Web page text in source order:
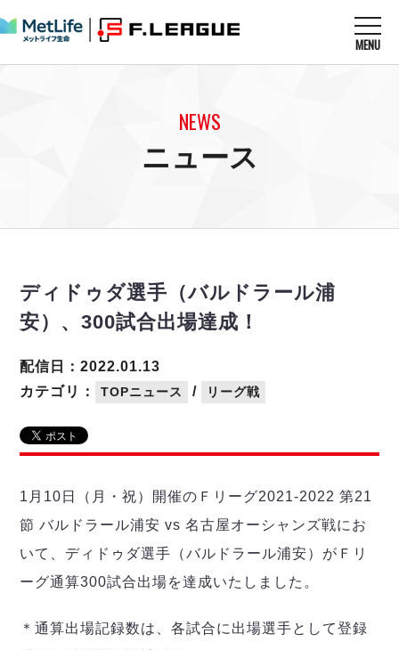
MENU
U-23選抜
メディア情報
フットサル日本代表
戦績表
警告・退場・出場停止選手
個人ランキング｜ゴール
個人ランキング｜シュート
個人ランキング｜シュート成功率
メットライフ生命Ｆ２リーグ
試合日程
順位表
戦績表
警告・退場・出場停止選手
個人ランキング｜シュート
個人ランキング｜シュート成功率
エスポラーダ北海道
バルドラール浦安
しながわシティ
立川アスレティックFC
ペスカドーラ町田
湘南ベルマーレ
名古屋オーシャンズ
シュライカー大阪
ボルクバレット北九州
バサジィ大分
アリーナ情報 ARENA
リーグ概要 ABOUT US
リーグ概要
日本フットサルリーグについて
大会概要
リーグ要項
クラブライセンス関連
過去の記録 ARCHIVE
過去の試合記録
ディビジョン1 試合記録
ディビジョン2 試合記録
プロジェクト PROJECT
ABeam AWARD
DIVISION 01
NEWS
ニュース
ディドゥダ選手（バルドラール浦
安）、300試合出場達成！
カテゴリ： TOPニュース / リーグ戦
配信日：2022.01.13
1月10日（月・祝）開催のＦリーグ2021-2022 第21
節 バルドラール浦安 vs 名古屋オーシャンズ戦にお
いて、ディドゥダ選手（バルドラール浦安）がＦリ
ーグ通算300試合出場を達成いたしました。
＊通算出場記録数は、各試合に出場選手として登録